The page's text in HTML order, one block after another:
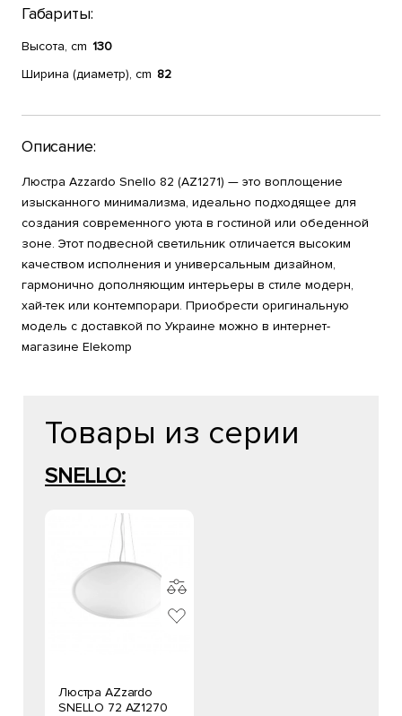
Габариты:
Высота, cm 130
Ширина (диаметр), cm 82
Описание:
Люстра Azzardo Snello 82 (AZ1271) — это воплощение
изысканного минимализма, идеально подходящее для
создания современного уюта в гостиной или обеденной
зоне. Этот подвесной светильник отличается высоким
качеством исполнения и универсальным дизайном,
гармонично дополняющим интерьеры в стиле модерн,
хай-тек или контемпорари. Приобрести оригинальную
модель с доставкой по Украине можно в интернет-
магазине Elekomp
Товары из серии
SNELLO:
Люстра AZzardo
SNELLO 72 AZ1270